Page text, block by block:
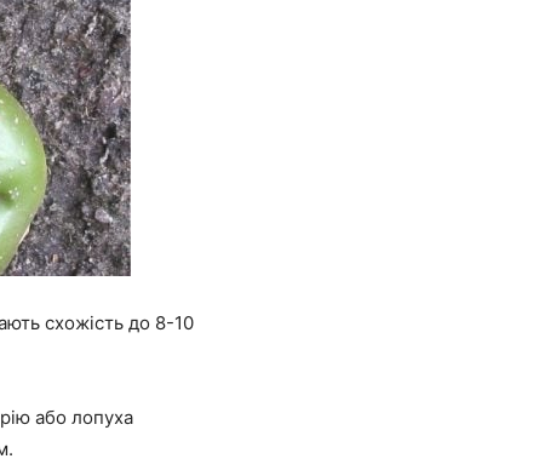
схожість до 8-10
або лопуха